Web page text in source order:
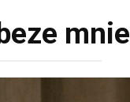
mnie